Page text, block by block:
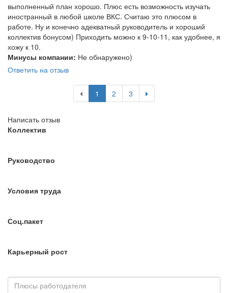
выполненный план хорошо. Плюс есть возможность изучать
иностранный в любой школе ВКС. Считаю это плюсом в
работе. Ну и конечно адекватный руководитель и хороший
коллектив бонусом) Приходить можно к 9-10-11, как удобнее, я
хожу к 10.
Минусы компании: Не обнаружено)
Ответить на отзыв
1 2 3
Написать отзыв
Коллектив
Руководство
Условия труда
Соц.пакет
Карьерный рост